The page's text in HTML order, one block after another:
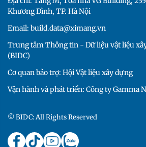
Khương Đình, TP. Hà Nội
Email: build.data@ximang.vn
Trung tâm Thông tin - Dữ liệu vật liệu
(BIDC)
Cơ quan bảo trợ: Hội Vật liệu xây dựng
Vận hành và phát triển: Công ty Gamma
© BIDC: All Rights Reserved